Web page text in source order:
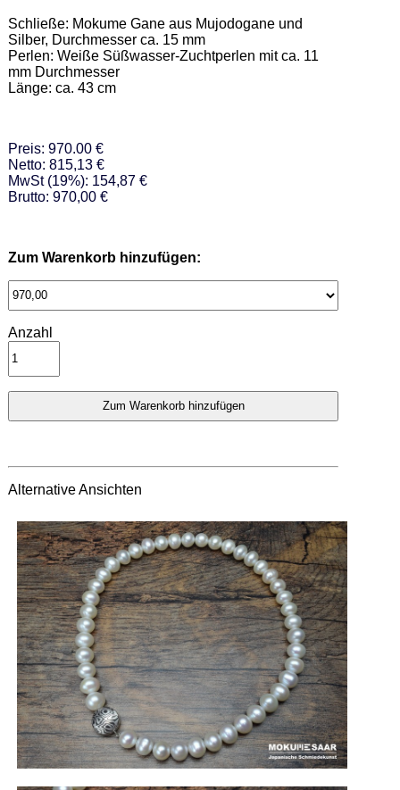
Schließe: Mokume Gane aus Mujodogane und
Silber, Durchmesser ca. 15 mm
Perlen: Weiße Süßwasser-Zuchtperlen mit ca. 11
mm Durchmesser
Länge: ca. 43 cm
Preis: 970.00 €
Netto: 815,13 €
MwSt (19%): 154,87 €
Brutto: 970,00 €
Zum Warenkorb hinzufügen:
Anzahl
Alternative Ansichten